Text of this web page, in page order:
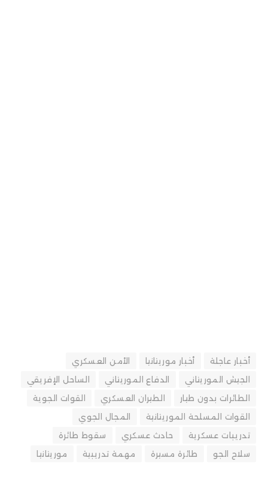
أخبار عاجلة أخبار موريتانيا
الأمن العسكري
الجيش الموريتاني
الدفاع الموريتاني
الساحل الإفريقي
الطائرات بدون طيار
الطيران العسكري
القوات الجوية
القوات المسلحة الموريتانية
المجال الجوي
تدريبات عسكرية
حادث عسكري
سقوط طائرة
سلاح الجو
طائرة مسيرة مهمة تدريبية موريتانيا